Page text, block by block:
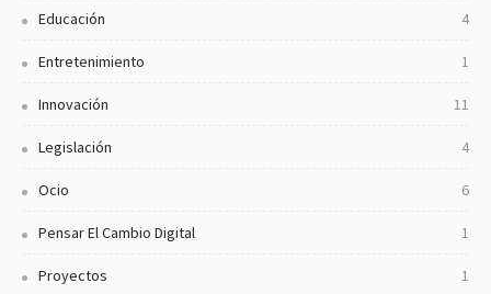
Educación 4
Entretenimiento 1
Innovación 11
Legislación 4
Ocio 6
Pensar El Cambio Digital 1
Proyectos 1